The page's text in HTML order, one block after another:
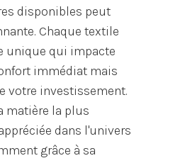
disponibles peut
Chaque textile
unique qui impacte
immédiat mais
votre investissement.
matière la plus
dans l'univers
grâce à sa